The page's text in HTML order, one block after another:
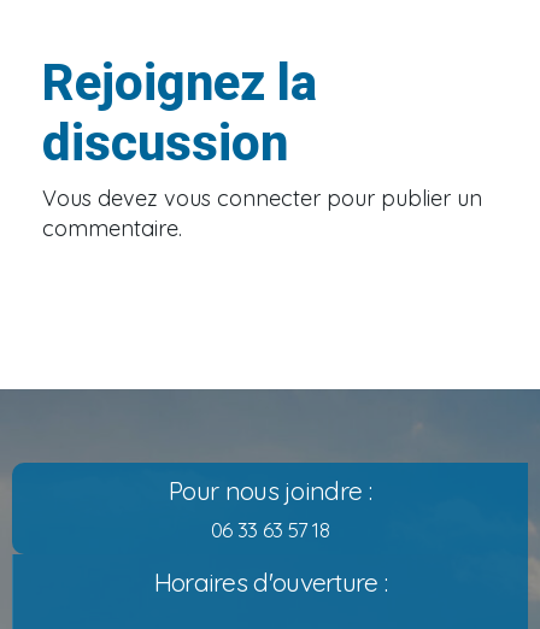
Rejoignez la
discussion
Vous devez vous connecter pour publier un
commentaire.
Pour nous joindre :
06 33 63 57 18
Horaires d'ouverture :